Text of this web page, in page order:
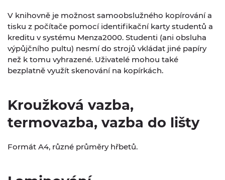
V knihovně je možnost samoobslužného kopírování a
tisku z počítače pomocí identifikační karty studentů a
kreditu v systému Menza2000. Studenti (ani obsluha
výpůjčního pultu) nesmí do strojů vkládat jiné papíry
než k tomu vyhrazené. Uživatelé mohou také
bezplatně využít skenování na kopírkách.
Kroužková vazba,
termovazba, vazba do lišty
Formát A4, různé průměry hřbetů.